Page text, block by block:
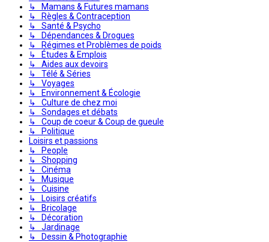
↳ Mamans & Futures mamans
↳ Règles & Contraception
↳ Santé & Psycho
↳ Dépendances & Drogues
↳ Régimes et Problèmes de poids
↳ Études & Emplois
↳ Aides aux devoirs
↳ Télé & Séries
↳ Voyages
↳ Environnement & Écologie
↳ Culture de chez moi
↳ Sondages et débats
↳ Coup de coeur & Coup de gueule
↳ Politique
Loisirs et passions
↳ People
↳ Shopping
↳ Cinéma
↳ Musique
↳ Cuisine
↳ Loisirs créatifs
↳ Bricolage
↳ Décoration
↳ Jardinage
↳ Dessin & Photographie